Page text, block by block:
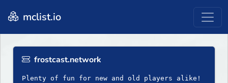
mclist.io
frostcast.network
Plenty of fun for new and old players alike!